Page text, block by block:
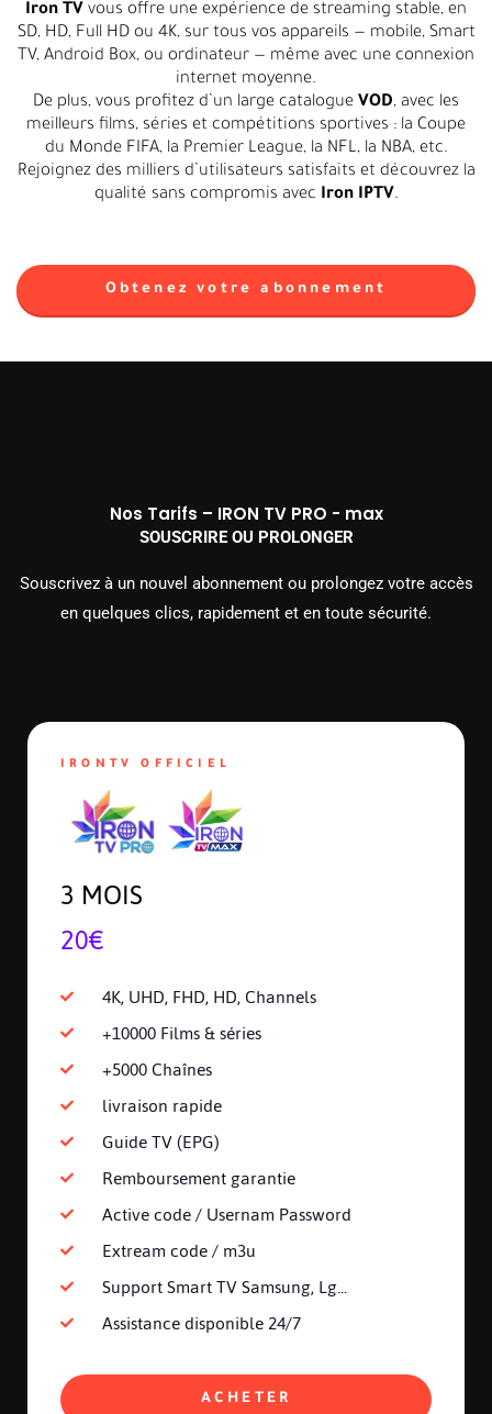
Iron TV vous offre une expérience de streaming stable, en
SD, HD, Full HD ou 4K, sur tous vos appareils — mobile, Smart
TV, Android Box, ou ordinateur — même avec une connexion
internet moyenne.
De plus, vous profitez d’un large catalogue VOD, avec les
meilleurs films, séries et compétitions sportives : la Coupe
du Monde FIFA, la Premier League, la NFL, la NBA, etc.
Rejoignez des milliers d’utilisateurs satisfaits et découvrez la
qualité sans compromis avec Iron IPTV.
Obtenez votre abonnement
Nos Tarifs – IRON TV PRO - max
SOUSCRIRE OU PROLONGER
Souscrivez à un nouvel abonnement ou prolongez votre accès
en quelques clics, rapidement et en toute sécurité.
IRONTV OFFICIEL
3 MOIS
20€
4K, UHD, FHD, HD, Channels
+10000 Films & séries
+5000 Chaînes
livraison rapide
Guide TV (EPG)
Remboursement garantie
Active code / Usernam Password
Extream code / m3u
Support Smart TV Samsung, Lg...
Assistance disponible 24/7
ACHETER